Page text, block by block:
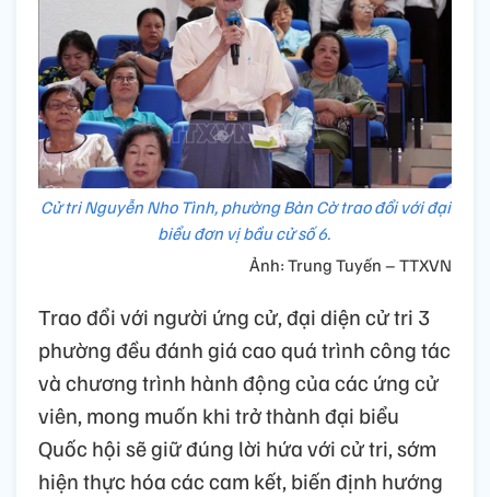
Cử tri Nguyễn Nho Tình, phường Bàn Cờ trao đổi với đại
biểu đơn vị bầu cử số 6.
Ảnh: Trung Tuyến – TTXVN
Trao đổi với người ứng cử, đại diện cử tri 3
phường đều đánh giá cao quá trình công tác
và chương trình hành động của các ứng cử
viên, mong muốn khi trở thành đại biểu
Quốc hội sẽ giữ đúng lời hứa với cử tri, sớm
hiện thực hóa các cam kết, biến định hướng